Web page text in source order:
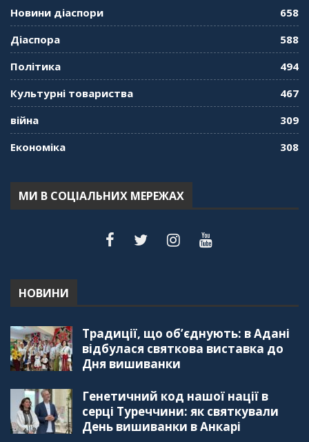
Новини діаспори
658
Діаспора
588
Політика
494
Культурні товариства
467
війна
309
Економіка
308
МИ В СОЦІАЛЬНИХ МЕРЕЖАХ
НОВИНИ
Традиції, що об’єднують: в Адані
відбулася святкова виставка до
Дня вишиванки
Генетичний код нашої нації в
серці Туреччини: як святкували
День вишиванки в Анкарі